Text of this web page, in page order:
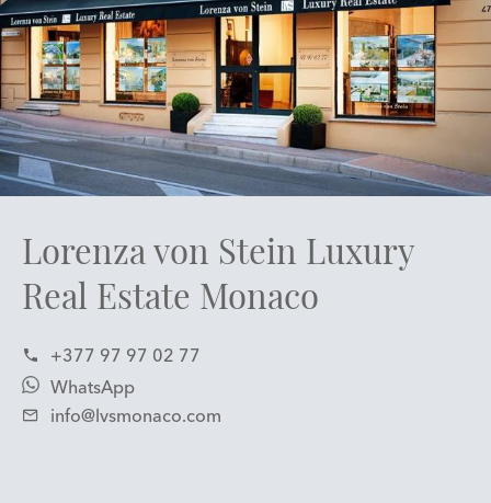
Lorenza von Stein Luxury
Real Estate Monaco
+377 97 97 02 77
WhatsApp
info@lvsmonaco.com